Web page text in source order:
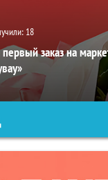
18
заказ на